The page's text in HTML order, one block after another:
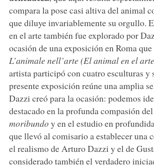
compara la pose casi altiva del animal
que diluye invariablemente su orgullo.
en el arte también fue explorado por
ocasión de una exposición en Roma
L’animale nell’arte (El animal en el arte
artista participó con cuatro esculturas y
presente exposición reúne una amplia
Dazzi creó para la ocasión: podemos
destacado en la profunda compasión del
moribundoy en el estudio en
que llevó al comisario a establecer una
el realismo de Arturo Dazzi y el de
considerado también el verdadero